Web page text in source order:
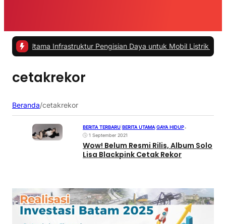
Utama Infrastruktur Pengisian Daya untuk Mobil Listrik yang Perlu
cetakrekor
Beranda/cetakrekor
BERITA TERBARU BERITA UTAMA GAYA HIDUP•
1 September 2021
Wow! Belum Resmi Rilis, Album Solo
Lisa Blackpink Cetak Rekor